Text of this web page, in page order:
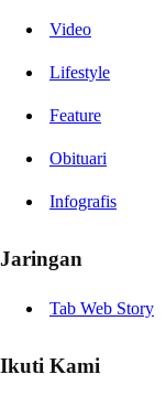
Video
Lifestyle
Feature
Obituari
Infografis
Jaringan
Tab Web Story
Ikuti Kami